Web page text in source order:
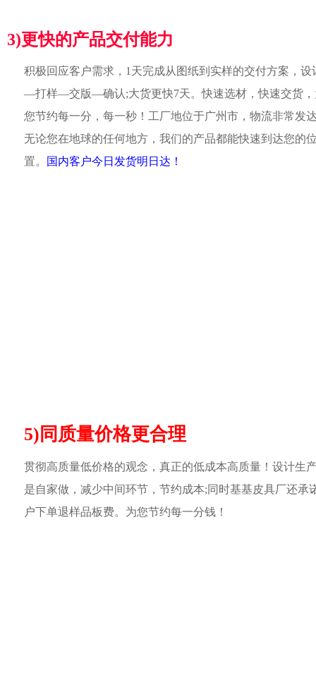
3)更快的产品交付能力
积极回应客户需求，1天完成从图纸到实样的交付方案，设
—打样—交版—确认;大货更快7天。快速选材，快速交货
您节约每一分，每一秒！工厂地位于广州市，物流非常发
无论您在地球的任何地方，我们的产品都能快速到达您的
置。
国内客户今日发货明日达！
5)同质量价格更合理
贯彻高质量低价格的观念，真正的低成本高质量！设计生
是自家做，减少中间环节，节约成本;同时基基皮具厂还承
户下单退样品板费。为您节约每一分钱！